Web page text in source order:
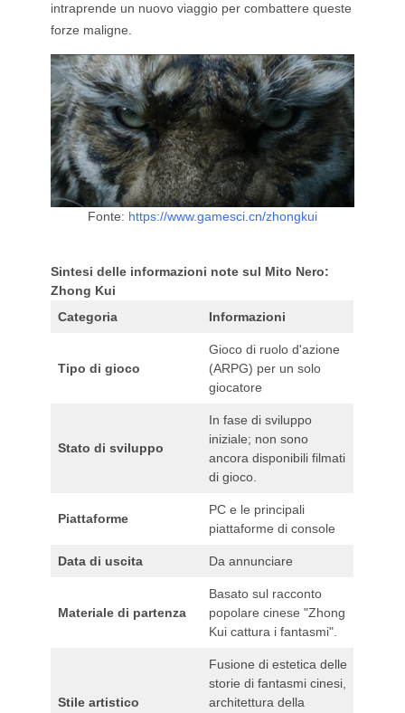
intraprende un nuovo viaggio per combattere queste
forze maligne.
Fonte: https://www.gamesci.cn/zhongkui
Sintesi delle informazioni note sul Mito Nero:
Zhong Kui
Categoria
Informazioni
Tipo di gioco
Gioco di ruolo d'azione
(ARPG) per un solo
giocatore
Stato di sviluppo
In fase di sviluppo
iniziale; non sono
ancora disponibili filmati
di gioco.
Piattaforme
PC e le principali
piattaforme di console
Data di uscita Da annunciare
Materiale di partenza
Basato sul racconto
popolare cinese "Zhong
Kui cattura i fantasmi".
Stile artistico
Fusione di estetica delle
storie di fantasmi cinesi,
architettura della